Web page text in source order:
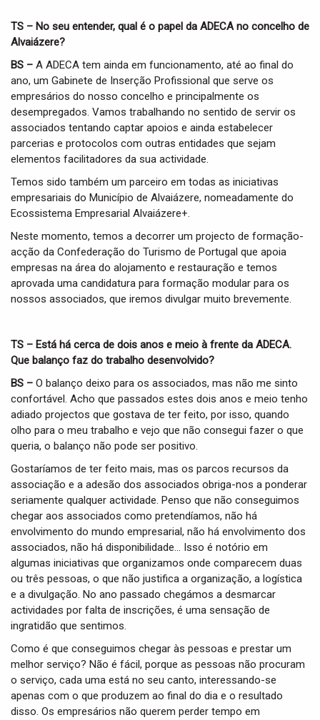
TS – No seu entender, qual é o papel da ADECA no concelho de
Alvaiázere?
BS – A ADECA tem ainda em funcionamento, até ao final do
ano, um Gabinete de Inserção Profissional que serve os
empresários do nosso concelho e principalmente os
desempregados. Vamos trabalhando no sentido de servir os
associados tentando captar apoios e ainda estabelecer
parcerias e protocolos com outras entidades que sejam
elementos facilitadores da sua actividade.
Temos sido também um parceiro em todas as iniciativas
empresariais do Município de Alvaiázere, nomeadamente do
Ecossistema Empresarial Alvaiázere+.
Neste momento, temos a decorrer um projecto de formação-
acção da Confederação do Turismo de Portugal que apoia
empresas na área do alojamento e restauração e temos
aprovada uma candidatura para formação modular para os
nossos associados, que iremos divulgar muito brevemente.
TS – Está há cerca de dois anos e meio à frente da ADECA.
Que balanço faz do trabalho desenvolvido?
BS – O balanço deixo para os associados, mas não me sinto
confortável. Acho que passados estes dois anos e meio tenho
adiado projectos que gostava de ter feito, por isso, quando
olho para o meu trabalho e vejo que não consegui fazer o que
queria, o balanço não pode ser positivo.
Gostaríamos de ter feito mais, mas os parcos recursos da
associação e a adesão dos associados obriga-nos a ponderar
seriamente qualquer actividade. Penso que não conseguimos
chegar aos associados como pretendíamos, não há
envolvimento do mundo empresarial, não há envolvimento dos
associados, não há disponibilidade… Isso é notório em
algumas iniciativas que organizamos onde comparecem duas
ou três pessoas, o que não justifica a organização, a logística
e a divulgação. No ano passado chegámos a desmarcar
actividades por falta de inscrições, é uma sensação de
ingratidão que sentimos.
Como é que conseguimos chegar às pessoas e prestar um
melhor serviço? Não é fácil, porque as pessoas não procuram
o serviço, cada uma está no seu canto, interessando-se
apenas com o que produzem ao final do dia e o resultado
disso. Os empresários não querem perder tempo em